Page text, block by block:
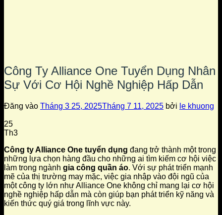
Công Ty Alliance One Tuyển Dụng Nhân
Sự Với Cơ Hội Nghề Nghiệp Hấp Dẫn
Đăng vào Tháng 3 25, 2025Tháng 7 11, 2025 bởi le khuong
25
Th3
Công ty Alliance One tuyển dụng đang trở thành một trong
những lựa chọn hàng đầu cho những ai tìm kiếm cơ hội việc
làm trong ngành gia công quần áo. Với sự phát triển mạnh
mẽ của thị trường may mặc, việc gia nhập vào đội ngũ của
một công ty lớn như Alliance One không chỉ mang lại cơ hội
nghề nghiệp hấp dẫn mà còn giúp bạn phát triển kỹ năng và
kiến thức quý giá trong lĩnh vực này.